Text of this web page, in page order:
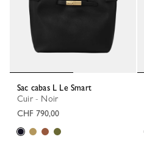
Sac cabas L Le Smart
Cuir - Noir
CHF 790,00